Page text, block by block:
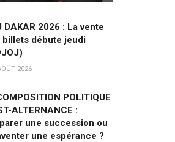
DAKAR 2026 : La vente
billets débute jeudi
2026
POLITIQUE
ALTERNANCE :
une succession ou
une espérance ?